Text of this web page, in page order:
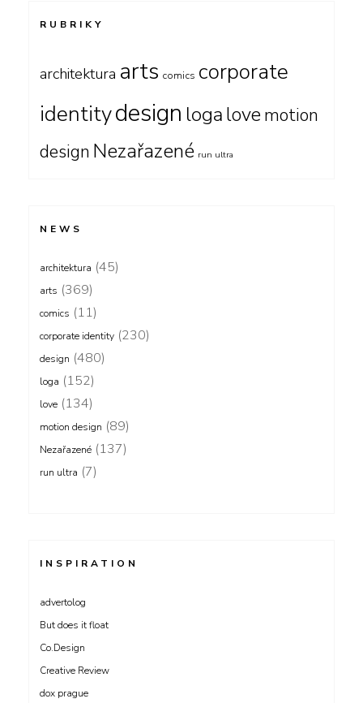
RUBRIKY
architektura arts comics corporate
identitydesign logalovemotion
design Nezařazené run ultra
NEWS
architektura (45)
arts (369)
comics (11)
corporate identity (230)
design (480)
loga (152)
love (134)
motion design (89)
Nezařazené (137)
run ultra (7)
INSPIRATION
advertolog
But does it float
Co.Design
Creative Review
dox prague